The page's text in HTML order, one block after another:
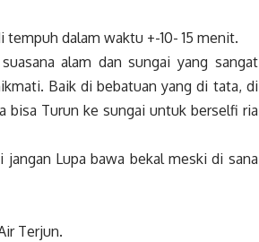
dalam waktu +-10- 15 menit.
alam dan sungai yang sangat
Baik di bebatuan yang di tata, di
bisa Turun ke sungai untuk berselfi ria
jangan Lupa bawa bekal meski di sana
Terjun.